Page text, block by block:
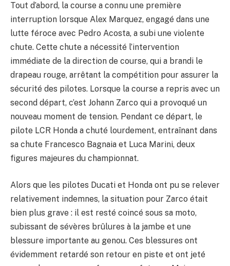
Tout d’abord, la course a connu une première
interruption lorsque Alex Marquez, engagé dans une
lutte féroce avec Pedro Acosta, a subi une violente
chute. Cette chute a nécessité l’intervention
immédiate de la direction de course, qui a brandi le
drapeau rouge, arrêtant la compétition pour assurer la
sécurité des pilotes. Lorsque la course a repris avec un
second départ, c’est Johann Zarco qui a provoqué un
nouveau moment de tension. Pendant ce départ, le
pilote LCR Honda a chuté lourdement, entraînant dans
sa chute Francesco Bagnaia et Luca Marini, deux
figures majeures du championnat.
Alors que les pilotes Ducati et Honda ont pu se relever
relativement indemnes, la situation pour Zarco était
bien plus grave : il est resté coincé sous sa moto,
subissant de sévères brûlures à la jambe et une
blessure importante au genou. Ces blessures ont
évidemment retardé son retour en piste et ont jeté